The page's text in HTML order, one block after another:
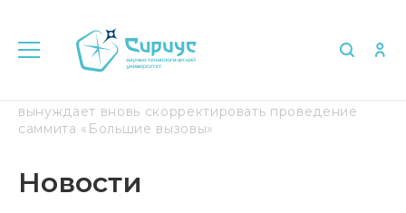
вынуждает вновь скорректировать проведение
саммита «Большие вызовы»
Новости